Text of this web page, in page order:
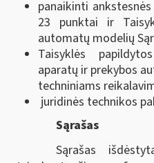
panaikinti
23 punktai ir
automatų modelių
Taisyklės
aparatų ir prekybos
techniniams
juridinės technikos
Sąrašas
Sąrašas